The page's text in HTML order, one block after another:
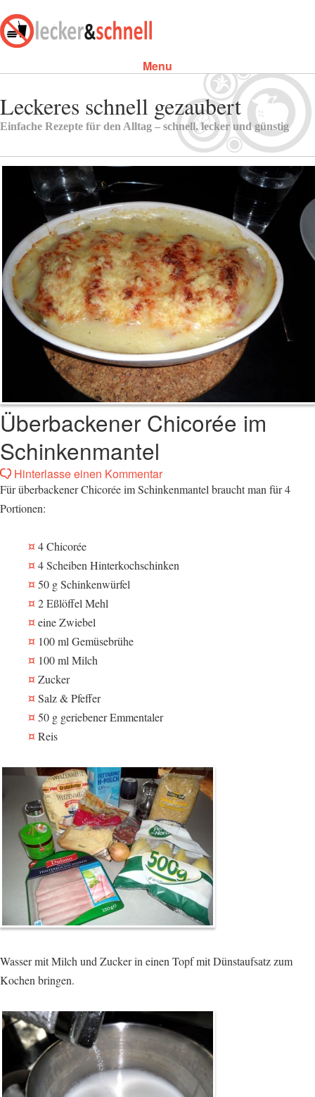
Menu
Leckeres schnell gezaubert
Einfache Rezepte für den Alltag – schnell, lecker und günstig
Überbackener Chicorée im
Schinkenmantel
Hinterlasse einen Kommentar
Für überbackener Chicorée im Schinkenmantel braucht man für 4
Portionen:
4 Chicorée
4 Scheiben Hinterkochschinken
50 g Schinkenwürfel
2 Eßlöffel Mehl
eine Zwiebel
100 ml Gemüsebrühe
100 ml Milch
Zucker
Salz & Pfeffer
50 g geriebener Emmentaler
Reis
Wasser mit Milch und Zucker in einen Topf mit Dünstaufsatz zum
Kochen bringen.